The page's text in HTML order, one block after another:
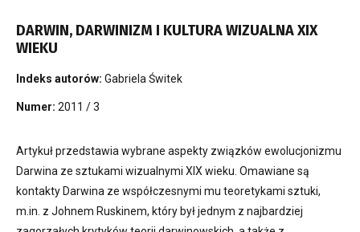
DARWIN, DARWINIZM I KULTURA WIZUALNA XIX
WIEKU
Indeks autorów: Gabriela Świtek
Numer: 2011 / 3
Artykuł przedstawia wybrane aspekty związków ewolucjonizmu
Darwina ze sztukami wizualnymi XIX wieku. Omawiane są
kontakty Darwina ze współczesnymi mu teoretykami sztuki,
m.in. z Johnem Ruskinem, który był jednym z najbardziej